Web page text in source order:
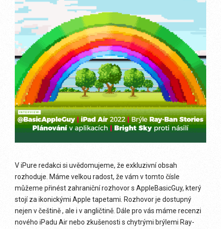
V iPure redakci si uvědomujeme, že exkluzivní obsah
rozhoduje. Máme velkou radost, že vám v tomto čísle
můžeme přinést zahraniční rozhovor s AppleBasicGuy, který
stojí za ikonickými Apple tapetami. Rozhovor je dostupný
nejen v češtině , ale i v angličtině. Dále pro vás máme recenzi
nového iPadu Air nebo zkušenosti s chytrými brýlemi Ray-